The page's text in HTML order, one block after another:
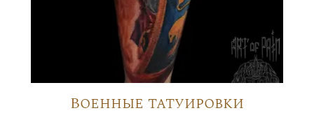
Военные татуировки